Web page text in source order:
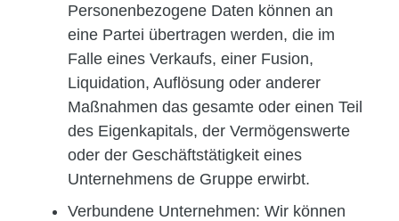
Personenbezogene Daten können an
eine Partei übertragen werden, die im
Falle eines Verkaufs, einer Fusion,
Liquidation, Auflösung oder anderer
Maßnahmen das gesamte oder einen Teil
des Eigenkapitals, der Vermögenswerte
oder der Geschäftstätigkeit eines
Unternehmens de Gruppe erwirbt.
Verbundene Unternehmen: Wir können